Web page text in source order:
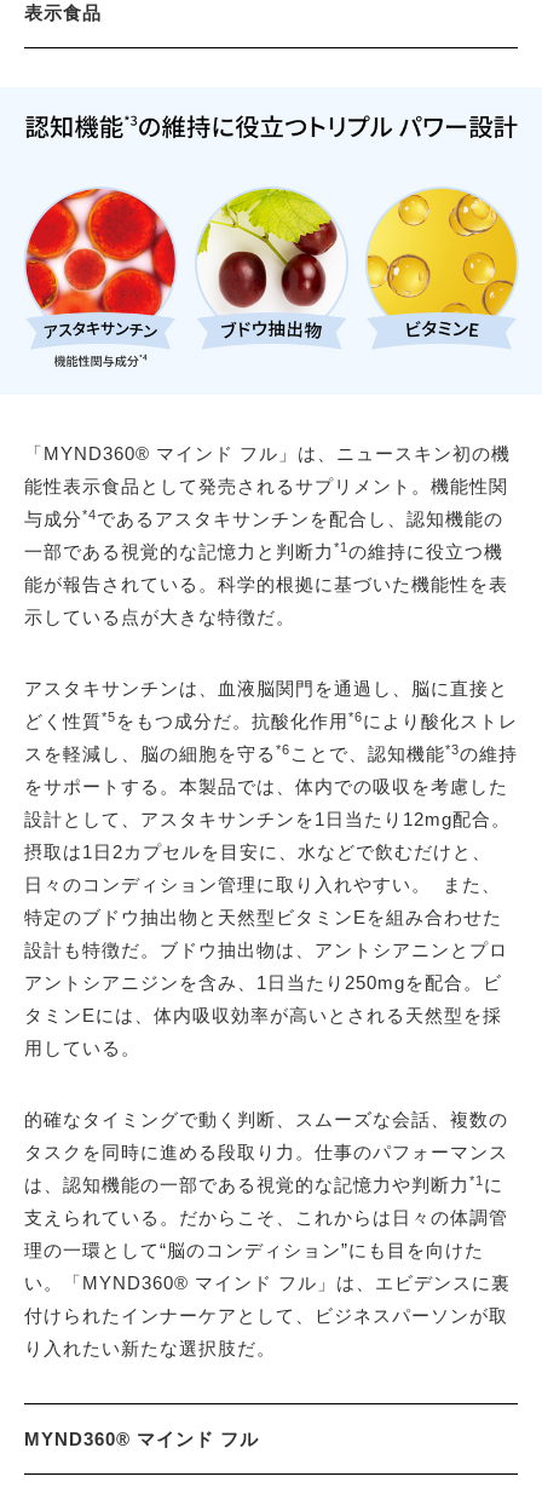
表示食品
「MYND360® マインド フル」は、ニュースキン初の機
能性表示食品として発売されるサプリメント。機能性関
与成分*4であるアスタキサンチンを配合し、認知機能の
一部である視覚的な記憶力と判断力 *1 の維持に役立つ機
能が報告されている。科学的根拠に基づいた機能性を表
示している点が大きな特徴だ。
アスタキサンチンは、血液脳関門を通過し、脳に直接と
どく性質*5 をもつ成分だ。抗酸化作用*6により酸化ストレ
スを軽減し、脳の細胞を守る *6 ことで、認知機能*3の維持
をサポートする。本製品では、体内での吸収を考慮した
設計として、アスタキサンチンを1日当たり12mg配合。
摂取は1日2カプセルを目安に、水などで飲むだけと、
日々のコンディション管理に取り入れやすい。 また、
特定のブドウ抽出物と天然型ビタミンEを組み合わせた
設計も特徴だ。ブドウ抽出物は、アントシアニンとプロ
アントシアニジンを含み、1日当たり250mgを配合。ビ
タミンEには、体内吸収効率が高いとされる天然型を採
用している。
的確なタイミングで動く判断、スムーズな会話、複数の
タスクを同時に進める段取り力。仕事のパフォーマンス
は、認知機能の一部である視覚的な記憶力や判断力 *1 に
支えられている。だからこそ、これからは日々の体調管
理の一環として“脳のコンディション”にも目を向けた
い。「MYND360® マインド フル」は、エビデンスに裏
付けられたインナーケアとして、ビジネスパーソンが取
り入れたい新たな選択肢だ。
MYND360® マインド フル